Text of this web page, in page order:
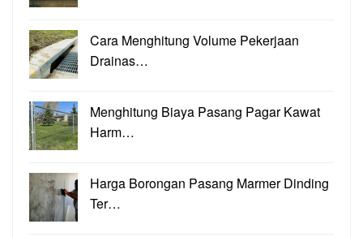
Cara Menghitung Volume Pekerjaan
Drainas…
Menghitung Biaya Pasang Pagar Kawat
Harm…
Harga Borongan Pasang Marmer Dinding
Ter…